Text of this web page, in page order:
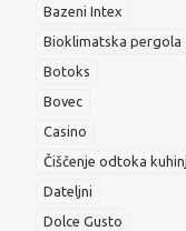
Bazeni Intex
Bioklimatska pergola
Botoks
Bovec
Casino
Čiščenje odtoka
Dateljni
Dolce Gusto